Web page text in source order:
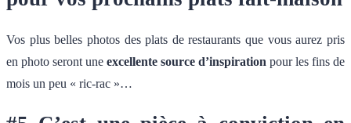
Vos plus belles photos des plats de restaurants que vous aurez pris
en photo seront une excellente source d’inspiration pour les fins de
mois un peu « ric-rac »…